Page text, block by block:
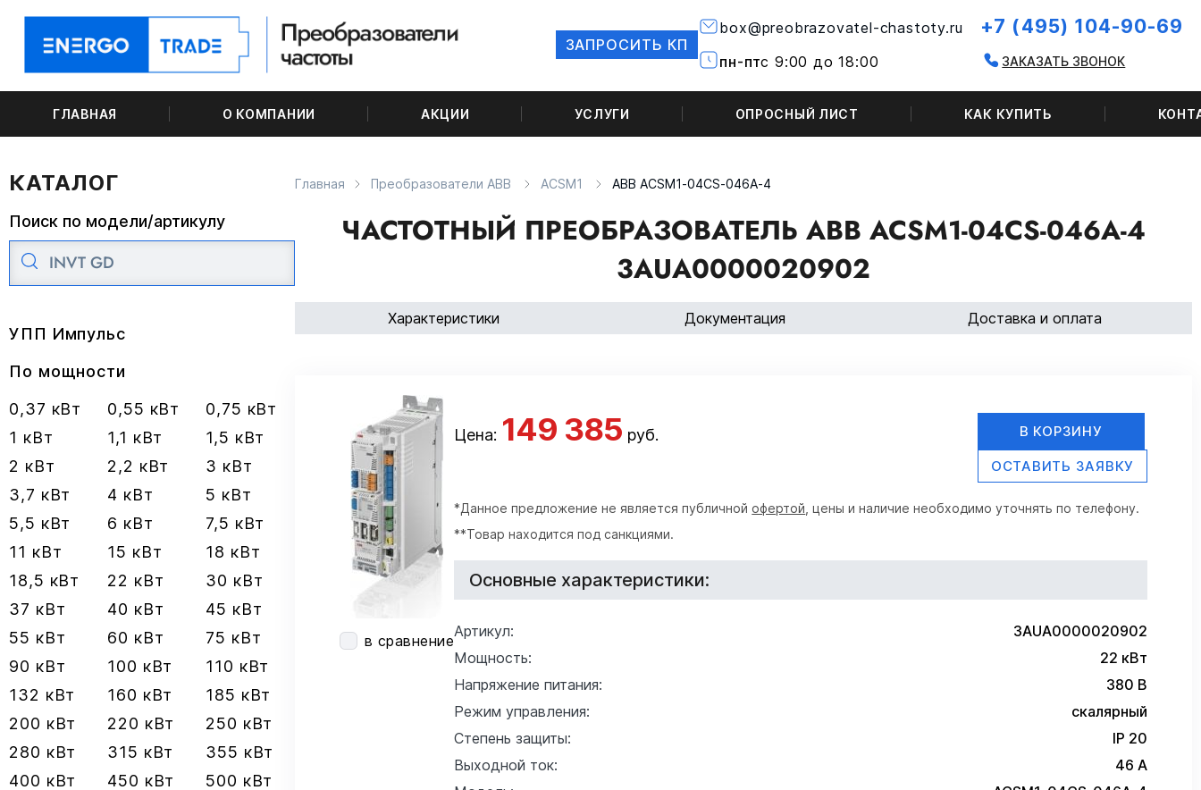
ЗАПРОСИТЬ КП
box@preobrazovatel-chastoty.ru +7 (495) 104-90-69
пн-птс 9:00 до 18:00 ЗАКАЗАТЬ ЗВОНОК
ГЛАВНАЯ О КОМПАНИИ АКЦИИ УСЛУГИ ОПРОСНЫЙ ЛИСТ КАК КУПИТЬ
КАТАЛОГ Главная Преобразователи ABB ACSM1 ABB ACSM1-04CS-046A-4
Поиск по модели/артикулу
УПП Импульс
По мощности
0,37 кВт
0,55 кВт
0,75 кВт
1 кВт
1,1 кВт
1,5 кВт
2 кВт
2,2 кВт
3 кВт
3,7 кВт
4 кВт
5 кВт
5,5 кВт
6 кВт
7,5 кВт
11 кВт
15 кВт
18 кВт
18,5 кВт
22 кВт
30 кВт
37 кВт
40 кВт
45 кВт
55 кВт
60 кВт
75 кВт
90 кВт
100 кВт
110 кВт
132 кВт
160 кВт
185 кВт
200 кВт
220 кВт
250 кВт
280 кВт
315 кВт
355 кВт
400 кВт
450 кВт
500 кВт
ЧАСТОТНЫЙ ПРЕОБРАЗОВАТЕЛЬ ABB ACSM1-04CS-046A-4
3AUA0000020902
Характеристики Документация Доставка и оплата
в сравнение
Цена: 149 385 руб. В КОРЗИНУ
ОСТАВИТЬ ЗАЯВКУ
*Данное предложение не является публичной офертой , цены и наличие необходимо уточнять по телефону.
**Товар находится под санкциями.
Основные характеристики:
Артикул:
3AUA0000020902
Мощность:
22 кВт
Напряжение питания:
380 В
Режим управления:
скалярный
Степень защиты:
IP 20
Выходной ток:
46 А